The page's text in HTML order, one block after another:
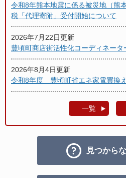
令和8年熊本地震に係る被災地（熊
税「代理寄附」受付開始について
2026年7月22日更新
豊頃町商店街活性化コーディネー
2026年8月4日更新
令和8年度 豊頃町省エネ家電買換
一覧
見つから